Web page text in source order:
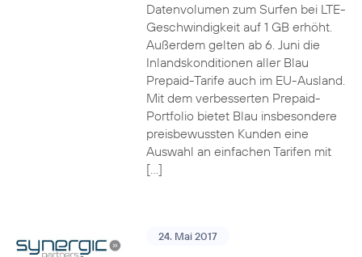
Datenvolumen zum Surfen bei LTE-
Geschwindigkeit auf 1 GB erhöht.
Außerdem gelten ab 6. Juni die
Inlandskonditionen aller Blau
Prepaid-Tarife auch im EU-Ausland.
Mit dem verbesserten Prepaid-
Portfolio bietet Blau insbesondere
preisbewussten Kunden eine
Auswahl an einfachen Tarifen mit
[…]
24. Mai 2017